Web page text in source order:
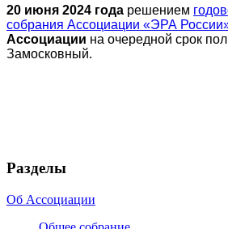
20 июня 2024 года решением
собрания Ассоциации «ЭРА
Ассоциации на очередной срок
Замосковный.
Разделы
Об Ассоциации